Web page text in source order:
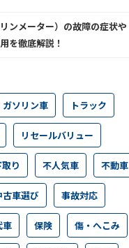
ンメーター）の故障の症状や
を徹底解説！
ガソリン車 トラック
リセールバリュー
り 不人気車 不動車
古車選び 事故対応
車 保険 傷・へこみ